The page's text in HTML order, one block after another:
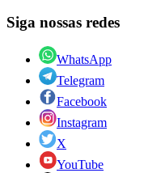
Siga nossas redes
WhatsApp
Telegram
Facebook
Instagram
X
YouTube